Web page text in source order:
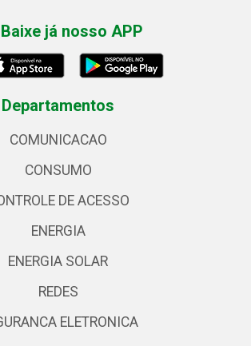
Baixe já nosso APP
Departamentos
COMUNICACAO
CONSUMO
DE ACESSO
ENERGIA
ENERGIA SOLAR
REDES
ELETRONICA